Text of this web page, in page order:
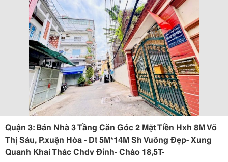
Quận 3: Bán Nhà 3 Tầng Căn Góc 2 Mặt Tiền Hxh 8M Võ
Thị Sáu, P.xuận Hòa - Dt 5M*14M Sh Vuông Đẹp- Xung
Quanh Khai Thác Chdv Đỉnh- Chào 18,5T-